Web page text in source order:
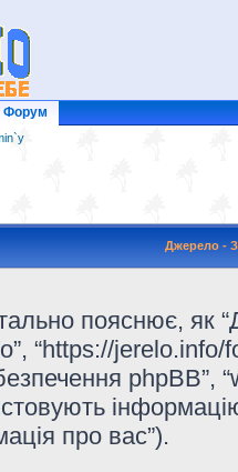
Форум
Джерело -
пояснює, як
“https://jerelo.info/
phpBB”,
про вас”).